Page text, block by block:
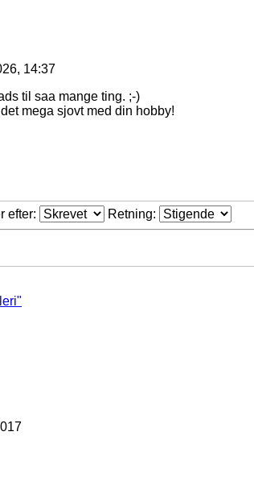
14:37
til saa mange ting. ;-)
mega sjovt med din hobby!
efter: Retning: